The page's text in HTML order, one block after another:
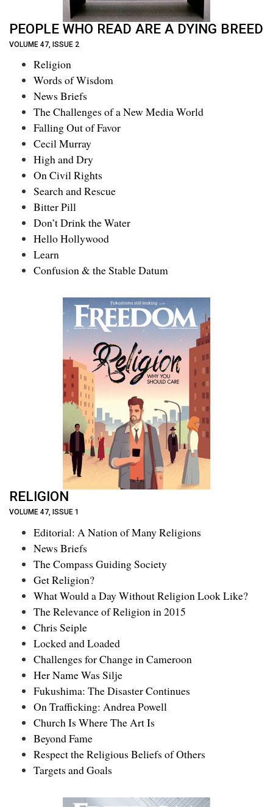
PEOPLE WHO READ ARE A DYING BREED
VOLUME 47, ISSUE 2
Religion
Words of Wisdom
News Briefs
The Challenges of a New Media World
Falling Out of Favor
Cecil Murray
High and Dry
On Civil Rights
Search and Rescue
Bitter Pill
Don’t Drink the Water
Hello Hollywood
Learn
Confusion & the Stable Datum
RELIGION
VOLUME 47, ISSUE 1
Editorial: A Nation of Many Religions
News Briefs
The Compass Guiding Society
Get Religion?
What Would a Day Without Religion Look Like?
The Relevance of Religion in 2015
Chris Seiple
Locked and Loaded
Challenges for Change in Cameroon
Her Name Was Silje
Fukushima: The Disaster Continues
On Trafficking: Andrea Powell
Church Is Where The Art Is
Beyond Fame
Respect the Religious Beliefs of Others
Targets and Goals